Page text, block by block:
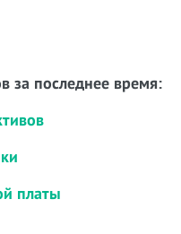
за последнее время:
платы